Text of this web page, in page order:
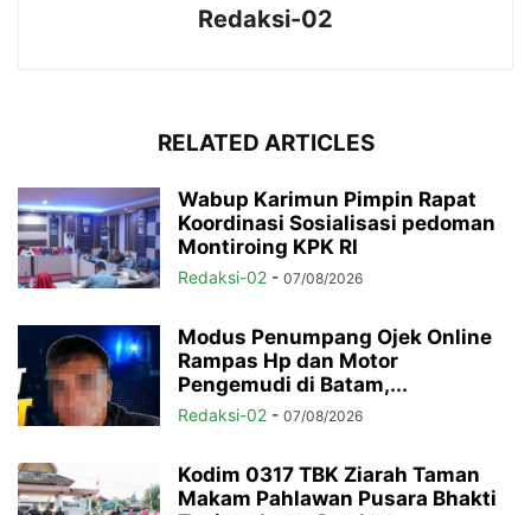
Redaksi-02
RELATED ARTICLES
Wabup Karimun Pimpin Rapat
Koordinasi Sosialisasi pedoman
Montiroing KPK RI
Redaksi-02 - 07/08/2026
Modus Penumpang Ojek Online
Rampas Hp dan Motor
Pengemudi di Batam,...
Redaksi-02 - 07/08/2026
Kodim 0317 TBK Ziarah Taman
Makam Pahlawan Pusara Bhakti